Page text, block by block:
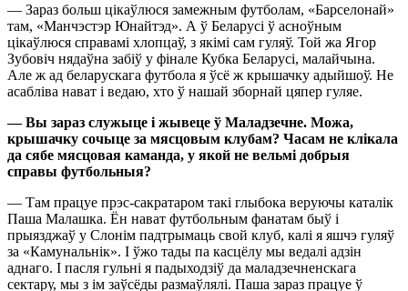
— Зараз больш цікаўлюся замежным футболам, «Барселонай»
там, «Манчэстэр Юнайтэд». А ў Беларусі ў асноўным
цікаўлюся справамі хлопцаў, з якімі сам гуляў. Той жа Ягор
Зубовіч нядаўна забіў у фінале Кубка Беларусі, малайчына.
Але ж ад беларускага футбола я ўсё ж крышачку адыйшоў. Не
асабліва нават і ведаю, хто ў нашай зборнай цяпер гуляе.
— Вы зараз служыце і жывеце ў Маладзечне. Можа,
крышачку сочыце за мясцовым клубам? Часам не клікала
да сябе мясцовая каманда, у якой не вельмі добрыя
справы футбольныя?
— Там працуе прэс-сакратаром такі глыбока веруючы каталік
Паша Малашка. Ён нават футбольным фанатам быў і
прыязджаў у Слонім падтрымаць свой клуб, калі я яшчэ гуляў
за «Камунальнік». І ўжо тады па касцёлу мы ведалі адзін
аднаго. І пасля гульні я падыходзіў да маладзечненскага
сектару, мы з ім заўсёды размаўлялі. Паша зараз працуе ў